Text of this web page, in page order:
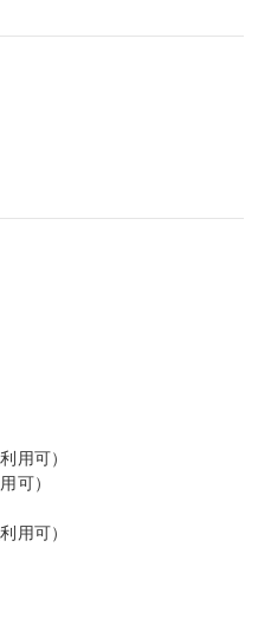
用可）
可）
用可）